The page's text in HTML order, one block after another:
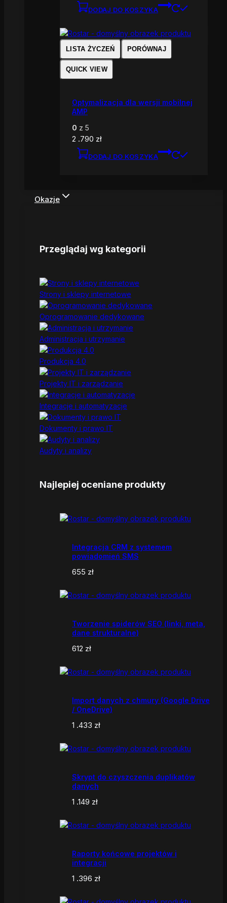
DODAJ DO KOSZYKA
LISTA ŻYCZEŃ PORÓWNAJ
QUICK VIEW
Optymalizacja dla wersji mobilnej
AMP
0 z 5
2 .790 zł
DODAJ DO KOSZYKA
Okazje
Przeglądaj wg kategorii
Strony i sklepy internetowe
Oprogramowanie dedykowane
Administracja i utrzymanie
Produkcja 4.0
Projekty IT i zarządzanie
Integracje i automatyzacje
Dokumenty i prawo IT
Audyty i analizy
Najlepiej oceniane produkty
Integracja CRM z systemem
powiadomień SMS
655 zł
Tworzenie spiderów SEO (linki, meta,
dane strukturalne)
612 zł
Import danych z chmury (Google Drive
/ OneDrive)
1 .433 zł
Skrypt do czyszczenia duplikatów
danych
1 .149 zł
Raporty końcowe projektów i
integracji
1 .396 zł